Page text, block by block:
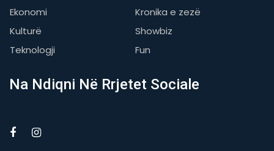
Ekonomi
Kronika e zezë
Kulturë
Showbiz
Teknologji
Fun
Na Ndiqni Në Rrjetet Sociale